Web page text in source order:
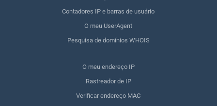
Contadores IP e barras de usuário
O meu UserAgent
Pesquisa de domínios WHOIS
O meu endereço IP
Rastreador de IP
Verificar endereço MAC